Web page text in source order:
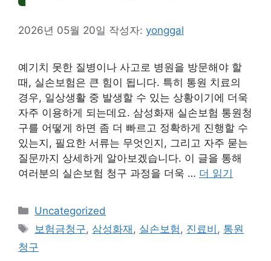
2026년 05월 20일 작성자: yonggal
예기치 못한 질병이나 사고로 병원을 방문해야 할
때, 실손보험은 큰 힘이 됩니다. 특히 통원 치료의
경우, 일상생활 중 발생할 수 있는 상황이기에 더욱
자주 이용하게 되는데요. 삼성화재 실손보험 통원청
구를 어떻게 하면 좀 더 빠르고 정확하게 진행할 수
있는지, 필요한 서류는 무엇인지, 그리고 자주 묻는
질문까지 상세하게 알아보겠습니다. 이 글을 통해
여러분의 실손보험 청구 과정을 더욱 … 더 읽기
카
테
리
Uncategorized
태
그
보험금청구, 삼성화재 , 실손보험, 진료비 , 통원
청구